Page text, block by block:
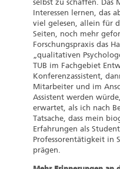
selbst zu schaffen.
Interessen lernen, das
viel gelesen, allein für
Seiten, noch mehr
Forschungspraxis das
„qualitativen
TUB im Fachgebiet
Konferenzassistent,
Mitarbeiter und im
Assistent werden
erwartet, als ich nach
Tatsache, dass mein
Erfahrungen als
Professorentätigkeit in
prägen.